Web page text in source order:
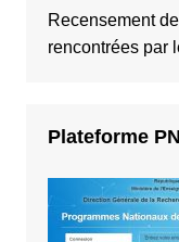
Recensement
rencontrées par
Plateforme